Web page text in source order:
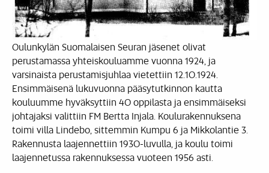
Oulunkylän Suomalaisen Seuran jäsenet olivat
perustamassa yhteiskouluamme vuonna 1924, ja
varsinaista perustamisjuhlaa vietettiin 12.10.1924.
Ensimmäisenä lukuvuonna pääsytutkinnon kautta
kouluumme hyväksyttiin 40 oppilasta ja ensimmäiseksi
johtajaksi valittiin FM Bertta Injala. Koulurakennuksena
toimi villa Lindebo, sittemmin Kumpu 6 ja Mikkolantie 3.
Rakennusta laajennettiin 1930-luvulla, ja koulu toimi
laajennetussa rakennuksessa vuoteen 1956 asti.